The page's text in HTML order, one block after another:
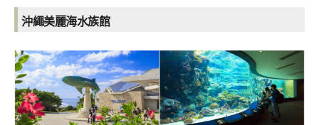
沖繩美麗海水族館